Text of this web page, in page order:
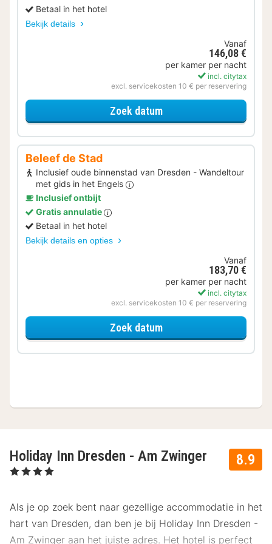
Betaal in het hotel
Bekijk details
Vanaf
146,08 €
per kamer per nacht
incl. citytax
excl. servicekosten 10 € per reservering
Zoek datumvoor Samen genieten
Beleef de Stad
Inclusief oude binnenstad van Dresden - Wandeltour
met gids in het Engels
Inclusief ontbijt
Gratis annulatie
Betaal in het hotel
Bekijk details en opties
Vanaf
183,70 €
per kamer per nacht
incl. citytax
excl. servicekosten 10 € per reservering
Zoek datumvoor Beleef de Stad
8.9
Holiday Inn Dresden - Am Zwinger
, 4 Sterren
Als je op zoek bent naar gezellige accommodatie in het
hart van Dresden, dan ben je bij Holiday Inn Dresden -
Am Zwinger aan het juiste adres. Het hotel is perfect